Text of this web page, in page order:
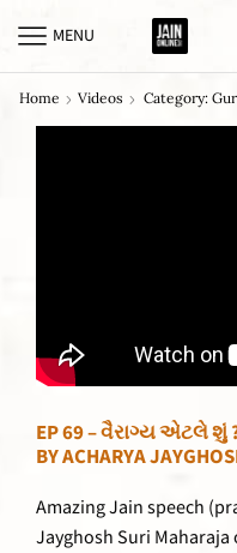
MENU
Home Videos Category:
EP 69 – વૈરાગ્ય એટલે શું ?
BY ACHARYA
Amazing Jain speech
Jayghosh Suri Maharaja